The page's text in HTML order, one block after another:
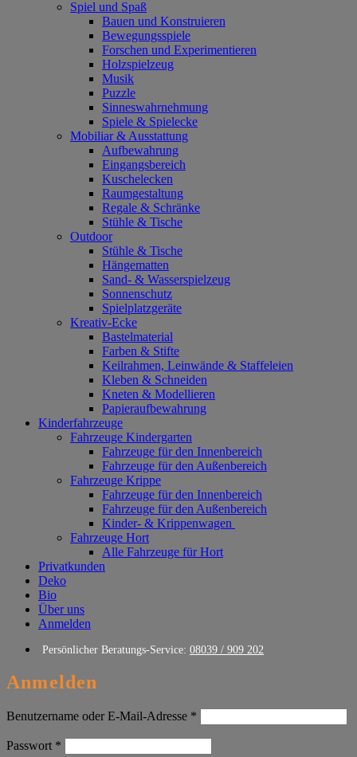
Spiel und Spaß
Bauen und Konstruieren
Bewegungsspiele
Forschen und Experimentieren
Holzspielzeug
Musik
Puzzle
Sinneswahrnehmung
Spiele & Spielecke
Mobiliar & Ausstattung
Aufbewahrung
Eingangsbereich
Kuschelecken
Raumgestaltung
Regale & Schränke
Stühle & Tische
Outdoor
Stühle & Tische
Hängematten
Sand- & Wasserspielzeug
Sonnenschutz
Spielplatzgeräte
Kreativ-Ecke
Bastelmaterial
Farben & Stifte
Keilrahmen, Leinwände & Staffeleien
Kleben & Schneiden
Kneten & Modellieren
Papieraufbewahrung
Kinderfahrzeuge
Fahrzeuge Kindergarten
Fahrzeuge für den Innenbereich
Fahrzeuge für den Außenbereich
Fahrzeuge Krippe
Fahrzeuge für den Innenbereich
Fahrzeuge für den Außenbereich
Kinder- & Krippenwagen
Fahrzeuge Hort
Alle Fahrzeuge für Hort
Privatkunden
Deko
Bio
Über uns
Anmelden
Persönlicher Beratungs-Service: 08039 / 909 202
Anmelden
Benutzername oder E-Mail-Adresse *
Passwort *